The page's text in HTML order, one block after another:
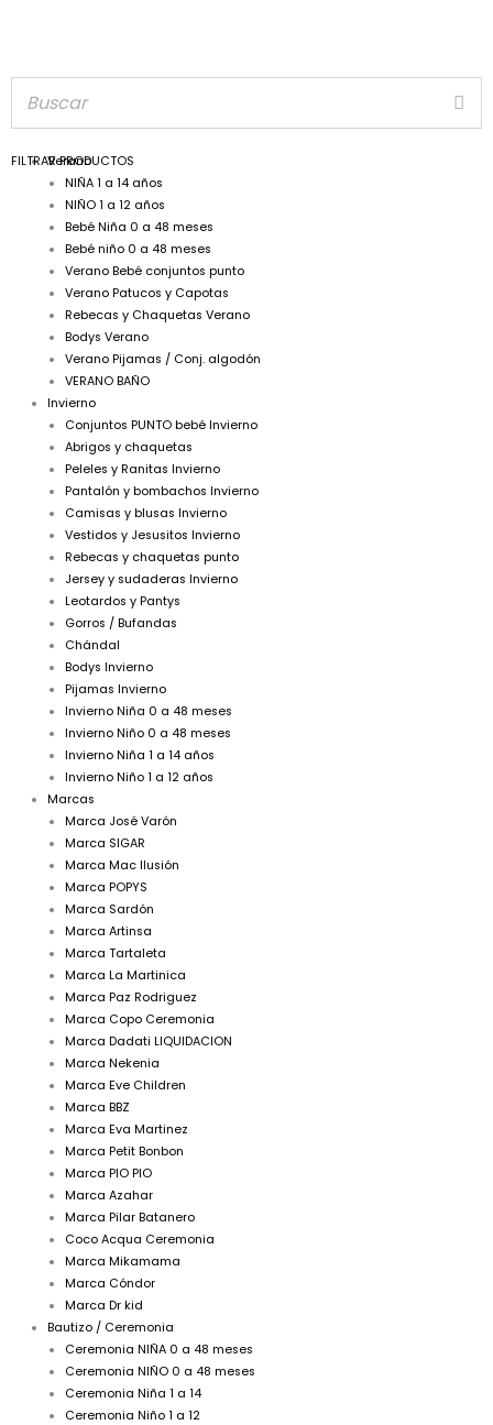
Verano
NIÑA 1 a 14 años
NIÑO 1 a 12 años
Bebé Niña 0 a 48 meses
Bebé niño 0 a 48 meses
Verano Bebé conjuntos punto
Verano Patucos y Capotas
Rebecas y Chaquetas Verano
Bodys Verano
Verano Pijamas / Conj. algodón
VERANO BAÑO
Invierno
Conjuntos PUNTO bebé Invierno
Abrigos y chaquetas
Peleles y Ranitas Invierno
Pantalón y bombachos Invierno
Camisas y blusas Invierno
Vestidos y Jesusitos Invierno
Rebecas y chaquetas punto
Jersey y sudaderas Invierno
Leotardos y Pantys
Gorros / Bufandas
Chándal
Bodys Invierno
Pijamas Invierno
Invierno Niña 0 a 48 meses
Invierno Niño 0 a 48 meses
Invierno Niña 1 a 14 años
Invierno Niño 1 a 12 años
Marcas
Marca José Varón
Marca SIGAR
Marca Mac Ilusión
Marca POPYS
Marca Sardón
Marca Artinsa
Marca Tartaleta
Marca La Martinica
Marca Paz Rodriguez
Marca Copo Ceremonia
Marca Dadati LIQUIDACION
Marca Nekenia
Marca Eve Children
Marca BBZ
Marca Eva Martinez
Marca Petit Bonbon
Marca PIO PIO
Marca Azahar
Marca Pilar Batanero
Coco Acqua Ceremonia
Marca Mikamama
Marca Cóndor
Marca Dr kid
Bautizo / Ceremonia
Ceremonia NIÑA 0 a 48 meses
Ceremonia NIÑO 0 a 48 meses
Ceremonia Niña 1 a 14
Ceremonia Niño 1 a 12
FILTRAR PRODUCTOS